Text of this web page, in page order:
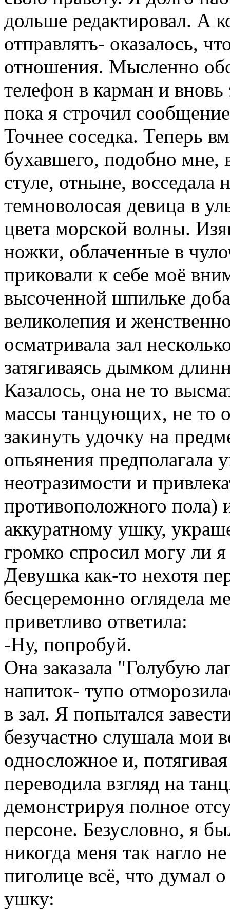
дольше редактировал. А
отправлять- оказалось,
отношения. Мысленно
телефон в карман и вновь
пока я строчил
Точнее соседка. Теперь
бухавшего, подобно мне,
стуле, отныне, восседала
темноволосая девица в
цвета морской волны.
ножки, облаченные в
приковали к себе моё
высоченной шпильке
великолепия и
осматривала зал
затягиваясь дымком
Казалось, она не то
массы танцующих, не то
закинуть удочку на
опьянения предполагала
неотразимости и
противоположного пола)
аккуратному ушку,
громко спросил могу ли я
Девушка как-то нехотя
бесцеремонно оглядела
приветливо ответила:
-Ну, попробуй.
Она заказала "Голубую
напиток- тупо
в зал. Я попытался
безучастно слушала мои
односложное и,
переводила взгляд на
демонстрируя полное
персоне. Безусловно, я
никогда меня так нагло
пиголице всё, что думал
ушку: